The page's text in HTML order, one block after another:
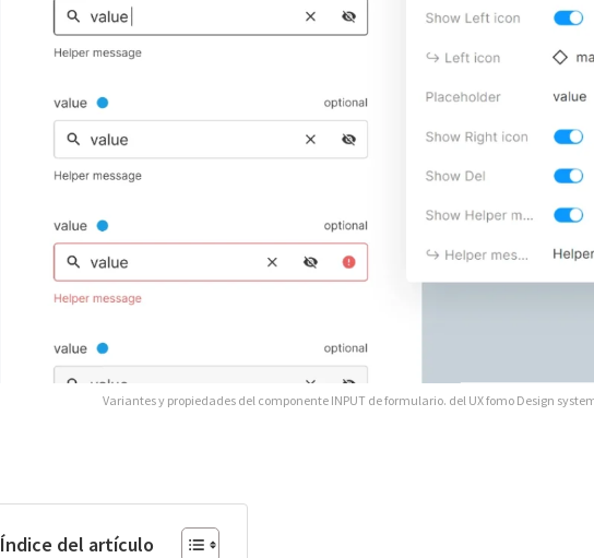
Variantes y propiedades del componente INPUT de formulario. del UX fomo Design
Índice del artículo